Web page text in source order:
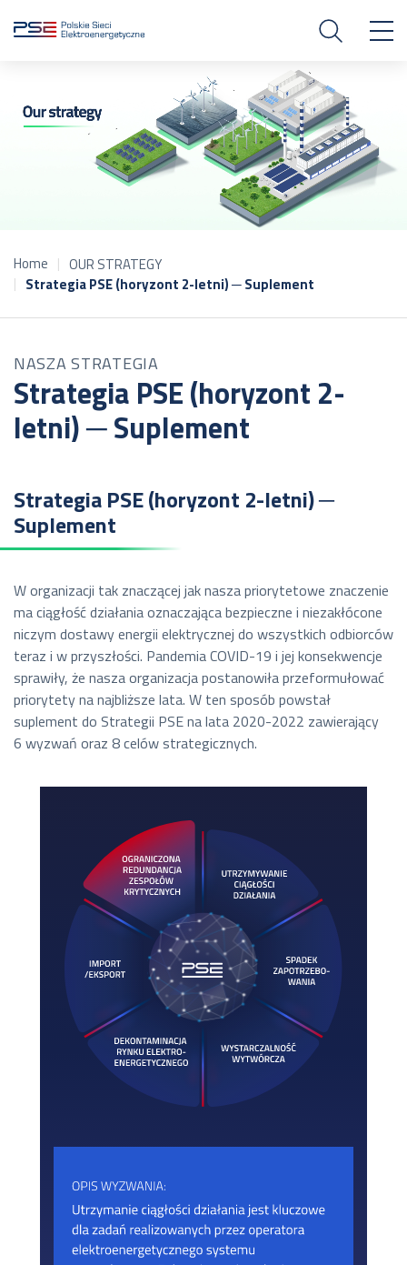
Home
OUR STRATEGY
Strategia PSE (horyzont 2-letni) ─ Suplement
NASZA STRATEGIA
Strategia PSE (horyzont 2-
letni) ─ Suplement
Strategia PSE (horyzont 2-letni) ─
Suplement
W organizacji tak znaczącej jak nasza priorytetowe znaczenie
ma ciągłość działania oznaczająca bezpieczne i niezakłócone
niczym dostawy energii elektrycznej do wszystkich odbiorców
teraz i w przyszłości. Pandemia COVID-19 i jej konsekwencje
sprawiły, że nasza organizacja postanowiła przeformułować
priorytety na najbliższe lata. W ten sposób powstał
suplement do Strategii PSE na lata 2020-2022 zawierający
6 wyzwań oraz 8 celów strategicznych.